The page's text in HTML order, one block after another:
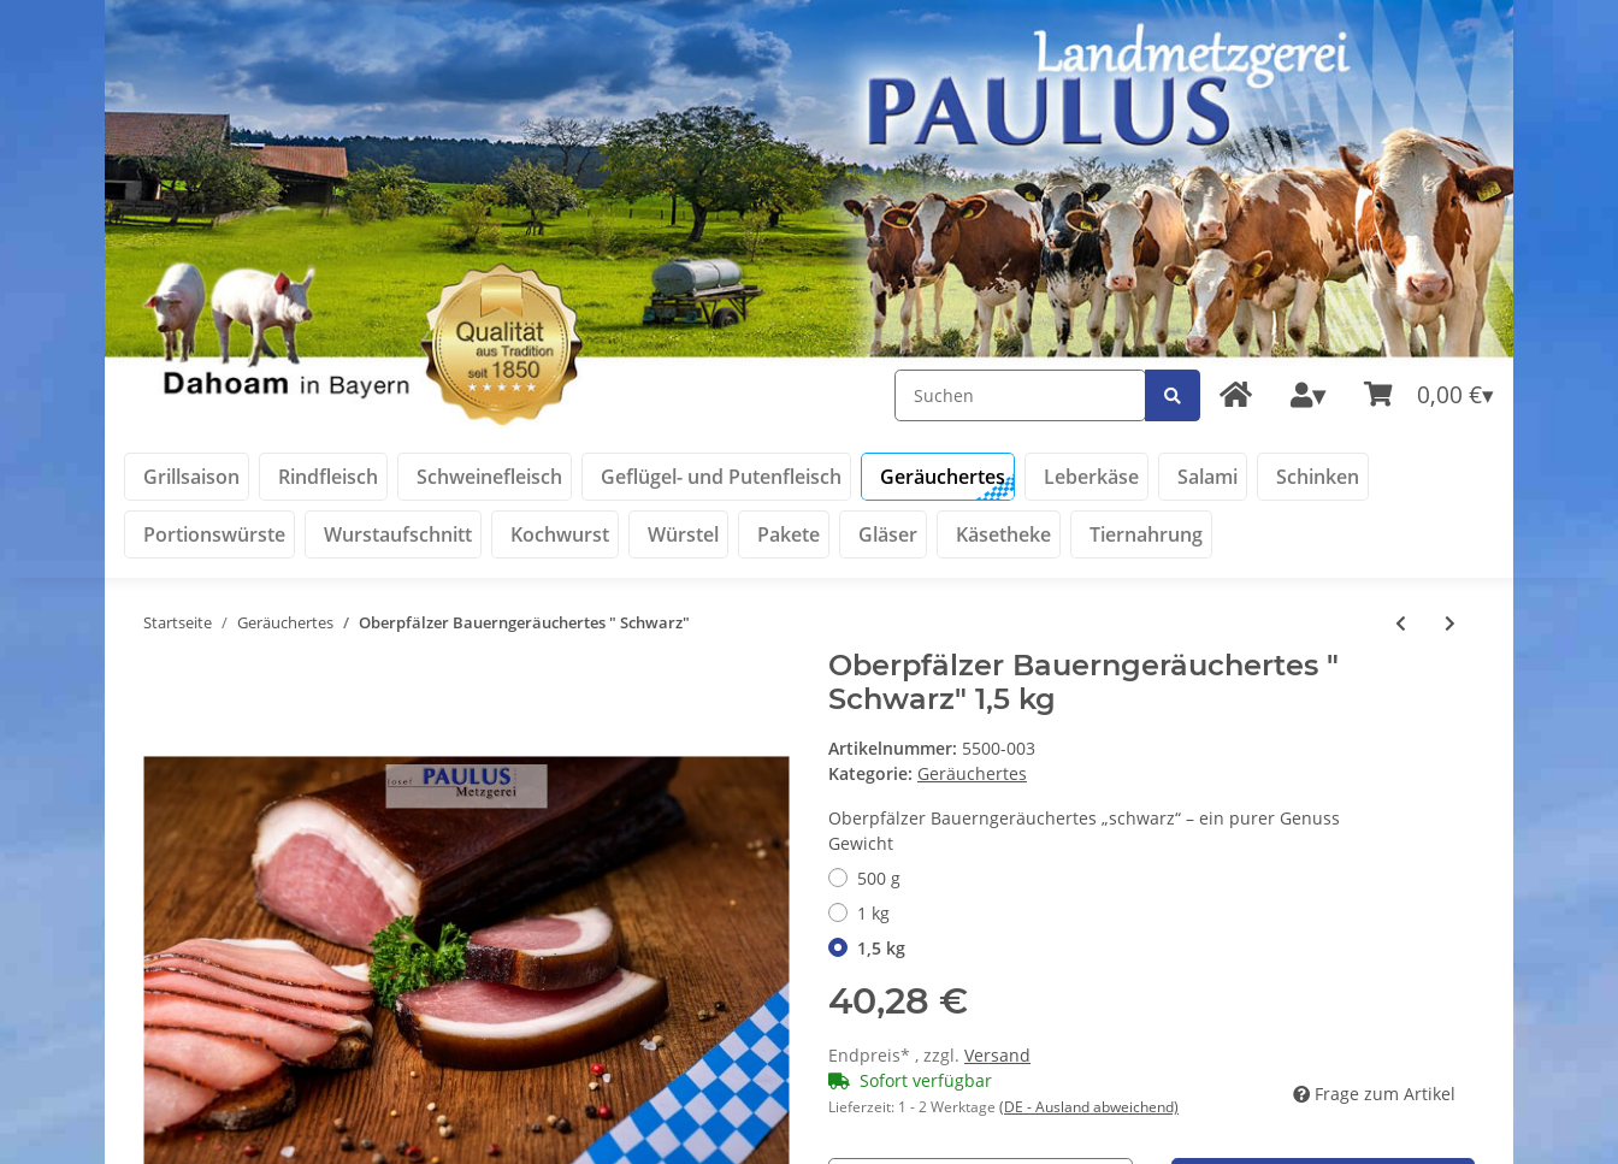
0,00 €
Grillsaison Rindfleisch Schweinefleisch Geflügel- und Putenfleisch Geräuchertes Leberkäse Salami Schinken
Portionswürste Wurstaufschnitt Kochwurst Würstel Pakete Gläser Käsetheke Tiernahrung
Startseite Geräuchertes Oberpfälzer Bauerngeräuchertes " Schwarz"
Oberpfälzer Bauerngeräuchertes "
Schwarz" 1,5 kg
Artikelnummer: 5500-003
Kategorie: Geräuchertes
Oberpfälzer Bauerngeräuchertes „schwarz“ – ein purer Genuss
Gewicht
500 g
1 kg
1,5 kg
40,28 €
Endpreis* , zzgl. Versand
Sofort verfügbar
Lieferzeit: 1 - 2 Werktage (DE - Ausland abweichend)
Frage zum Artikel